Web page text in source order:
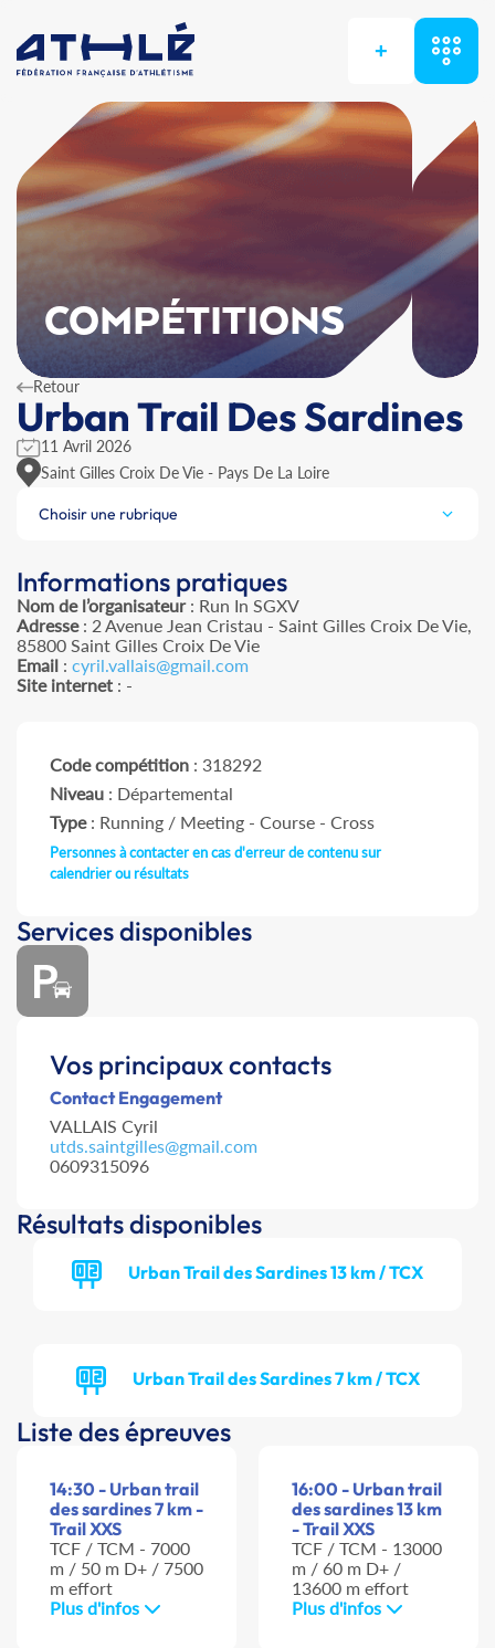
+
COMPÉTITIONS
Retour
Urban Trail Des Sardines
11 Avril 2026
Saint Gilles Croix De Vie - Pays De La Loire
Choisir une rubrique
Informations pratiques
Nom de l’organisateur: Run In SGXV
Adresse: 2 Avenue Jean Cristau - Saint Gilles Croix De Vie,
85800 Saint Gilles Croix De Vie
Email : cyril.vallais@gmail.com
Site internet : -
Code compétition : 318292
Niveau : Départemental
Type: Running / Meeting - Course - Cross
Personnes à contacter en cas d'erreur de contenu sur
calendrier ou résultats
Services disponibles
Vos principaux contacts
Contact Engagement
VALLAIS Cyril
utds.saintgilles@gmail.com
0609315096
Résultats disponibles
Urban Trail des Sardines 13 km / TCX
Urban Trail des Sardines 7 km / TCX
Liste des épreuves
14:30 - Urban trail
des sardines 7 km -
Trail XXS
TCF / TCM - 7000
m / 50 m D+ / 7500
m effort
Plus d'infos
16:00 - Urban trail
des sardines 13 km
- Trail XXS
TCF / TCM - 13000
m / 60 m D+ /
13600 m effort
Plus d'infos